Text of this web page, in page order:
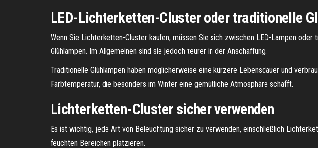
LED-Lichterketten-Cluster oder traditionelle
Wenn Sie Lichterketten-Cluster kaufen, müssen Sie sich zwischen LED-Lampen
Glühlampen. Im Allgemeinen sind sie jedoch teurer in der Anschaffung.
Traditionelle Glühlampen haben möglicherweise eine kürzere Lebensdauer und
Farbtemperatur, die besonders im Winter eine gemütliche Atmosphäre schafft.
Lichterketten-Cluster sicher verwenden
Es ist wichtig, jede Art von Beleuchtung sicher zu verwenden, einschließlich
feuchten Bereichen platzieren.